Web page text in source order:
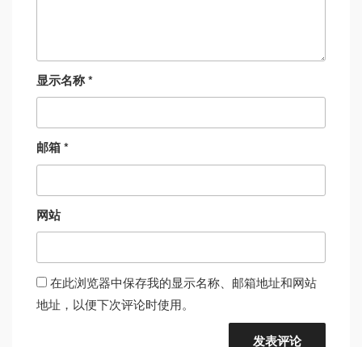
显示名称*
邮箱*
网站
在此浏览器中保存我的显示名称、邮箱地址和网站
地址，以便下次评论时使用。